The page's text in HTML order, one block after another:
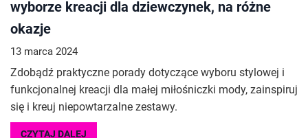
wyborze kreacji dla dziewczynek, na różne
okazje
13 marca 2024
Zdobądź praktyczne porady dotyczące wyboru stylowej i
funkcjonalnej kreacji dla małej miłośniczki mody, zainspiruj
się i kreuj niepowtarzalne zestawy.
CZYTAJ DALEJ